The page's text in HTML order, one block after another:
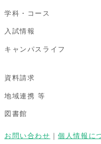
学科・コース
入試情報
キャンパスライフ
資料請求
地域連携 等
図書館
お問い合わせ ｜個人情報に